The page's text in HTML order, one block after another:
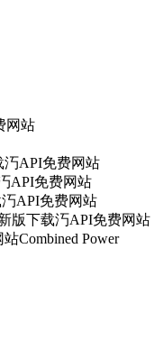
网站
汅API免费网站
API免费网站
API免费网站
版下载汅API免费网站
Combined Power